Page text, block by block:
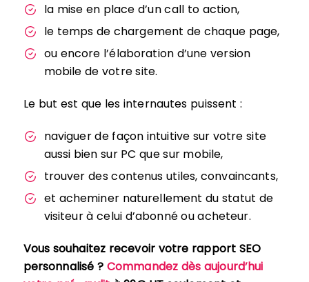
la mise en place d’un call to action,
le temps de chargement de chaque page,
ou encore l’élaboration d’une version
mobile de votre site.
Le but est que les internautes puissent :
naviguer de façon intuitive sur votre site
aussi bien sur PC que sur mobile,
trouver des contenus utiles, convaincants,
et acheminer naturellement du statut de
visiteur à celui d’abonné ou acheteur.
Vous souhaitez recevoir votre rapport SEO
personnalisé ? Commandez dès aujourd’hui